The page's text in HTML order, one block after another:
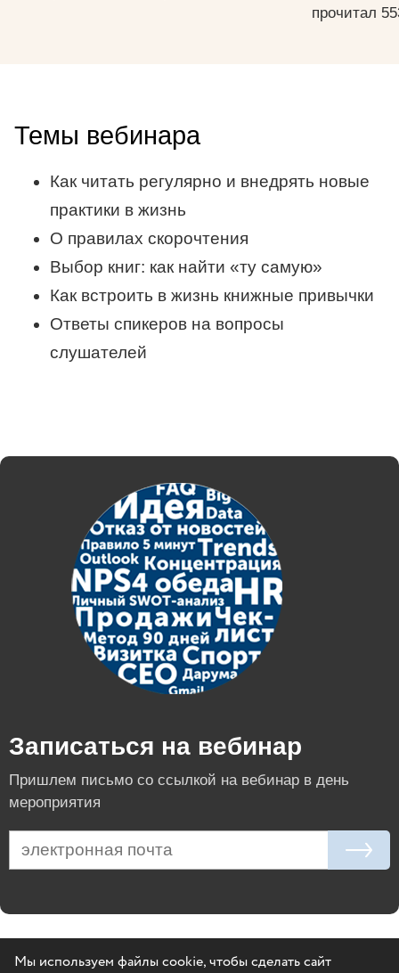
прочитал
Темы вебинара
Как читать регулярно и внедрять новые
практики в жизнь
О правилах скорочтения
Выбор книг: как найти «ту самую»
Как встроить в жизнь книжные привычки
Ответы спикеров на вопросы
слушателей
Записаться на вебинар
Пришлем письмо со ссылкой на вебинар в день
мероприятия
Мы используем файлы cookie, чтобы сделать сайт